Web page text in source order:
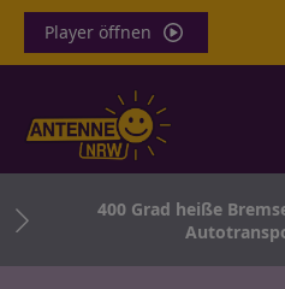
Player öffnen
–
400 Grad heiße